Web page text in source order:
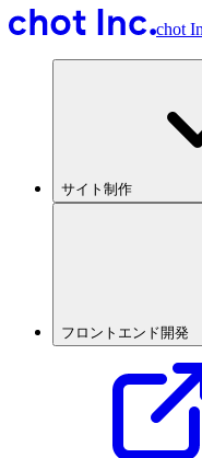
chot
サイト制作
フロントエンド開発